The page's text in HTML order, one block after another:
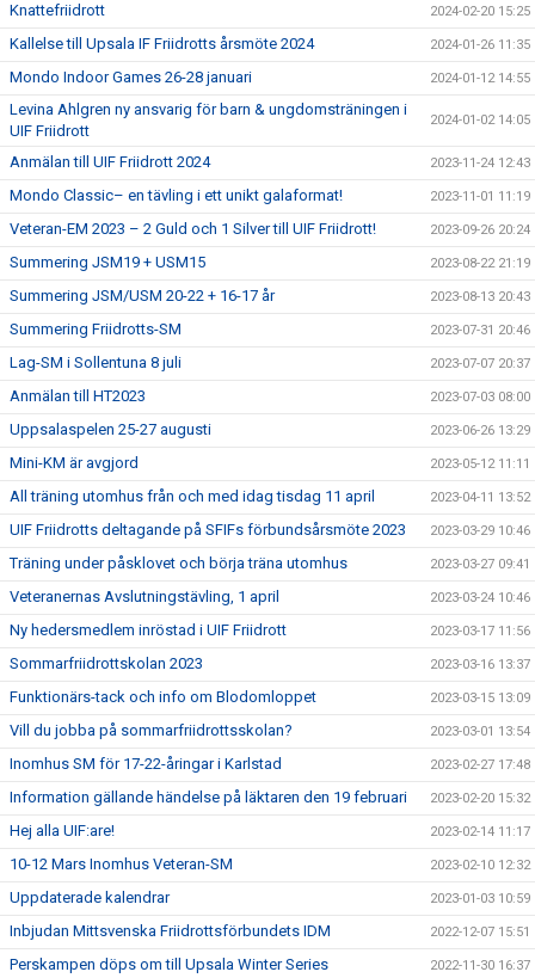
Knattefriidrott 2024-02-20 15:25
Kallelse till Upsala IF Friidrotts årsmöte 2024 2024-01-26 11:35
Mondo Indoor Games 26-28 januari 2024-01-12 14:55
Levina Ahlgren ny ansvarig för barn & ungdomsträningen i
UIF Friidrott
2024-01-02 14:05
Anmälan till UIF Friidrott 2024 2023-11-24 12:43
Mondo Classic– en tävling i ett unikt galaformat! 2023-11-01 11:19
Veteran-EM 2023 – 2 Guld och 1 Silver till UIF Friidrott! 2023-09-26 20:24
Summering JSM19 + USM15 2023-08-22 21:19
Summering JSM/USM 20-22 + 16-17 år 2023-08-13 20:43
Summering Friidrotts-SM 2023-07-31 20:46
Lag-SM i Sollentuna 8 juli 2023-07-07 20:37
Anmälan till HT2023 2023-07-03 08:00
Uppsalaspelen 25-27 augusti 2023-06-26 13:29
Mini-KM är avgjord 2023-05-12 11:11
All träning utomhus från och med idag tisdag 11 april 2023-04-11 13:52
UIF Friidrotts deltagande på SFIFs förbundsårsmöte 2023 2023-03-29 10:46
Träning under påsklovet och börja träna utomhus 2023-03-27 09:41
Veteranernas Avslutningstävling, 1 april 2023-03-24 10:46
Ny hedersmedlem inröstad i UIF Friidrott 2023-03-17 11:56
Sommarfriidrottskolan 2023 2023-03-16 13:37
Funktionärs-tack och info om Blodomloppet 2023-03-15 13:09
Vill du jobba på sommarfriidrottsskolan? 2023-03-01 13:54
Inomhus SM för 17-22-åringar i Karlstad 2023-02-27 17:48
Information gällande händelse på läktaren den 19 februari 2023-02-20 15:32
Hej alla UIF:are! 2023-02-14 11:17
10-12 Mars Inomhus Veteran-SM 2023-02-10 12:32
Uppdaterade kalendrar 2023-01-03 10:59
Inbjudan Mittsvenska Friidrottsförbundets IDM 2022-12-07 15:51
Perskampen döps om till Upsala Winter Series 2022-11-30 16:37